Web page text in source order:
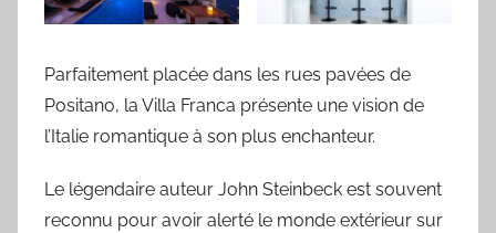
Parfaitement placée dans les rues pavées de
Positano, la Villa Franca présente une vision de
l’Italie romantique à son plus enchanteur.
Le légendaire auteur John Steinbeck est souvent
reconnu pour avoir alerté le monde extérieur sur